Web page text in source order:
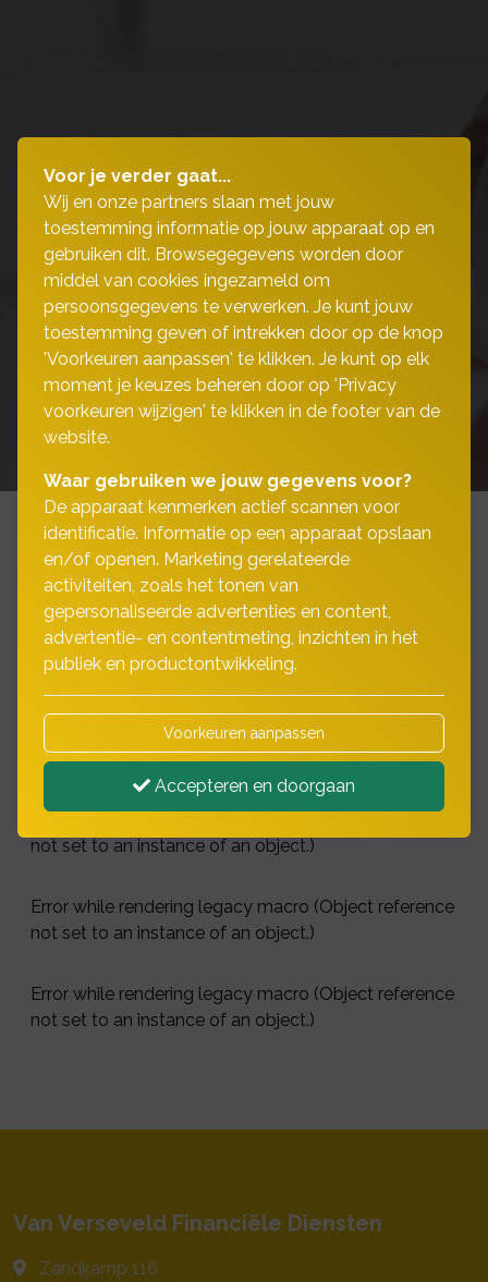
Uitlegvideo's particuliere
schadeverzekeringen
Bekijk onderstaande video's voor een beter
begrip van de verschillende onderwerpen!
not set to an instance of an object.)
Error while rendering legacy macro (Object reference
not set to an instance of an object.)
Error while rendering legacy macro (Object reference
not set to an instance of an object.)
Van Verseveld Financiële Diensten
Zandkamp 116
Voor je verder gaat...
Wij en onze partners slaan met jouw
toestemming informatie op jouw apparaat op en
gebruiken dit. Browsegegevens worden door
middel van cookies ingezameld om
persoonsgegevens te verwerken. Je kunt jouw
toestemming geven of intrekken door op de knop
'Voorkeuren aanpassen' te klikken. Je kunt op elk
moment je keuzes beheren door op 'Privacy
voorkeuren wijzigen' te klikken in de footer van de
website.
Waar gebruiken we jouw gegevens voor?
De apparaat kenmerken actief scannen voor
identificatie. Informatie op een apparaat opslaan
en/of openen. Marketing gerelateerde
activiteiten, zoals het tonen van
gepersonaliseerde advertenties en content,
advertentie- en contentmeting, inzichten in het
publiek en productontwikkeling.
Voorkeuren aanpassen
Accepteren en doorgaan